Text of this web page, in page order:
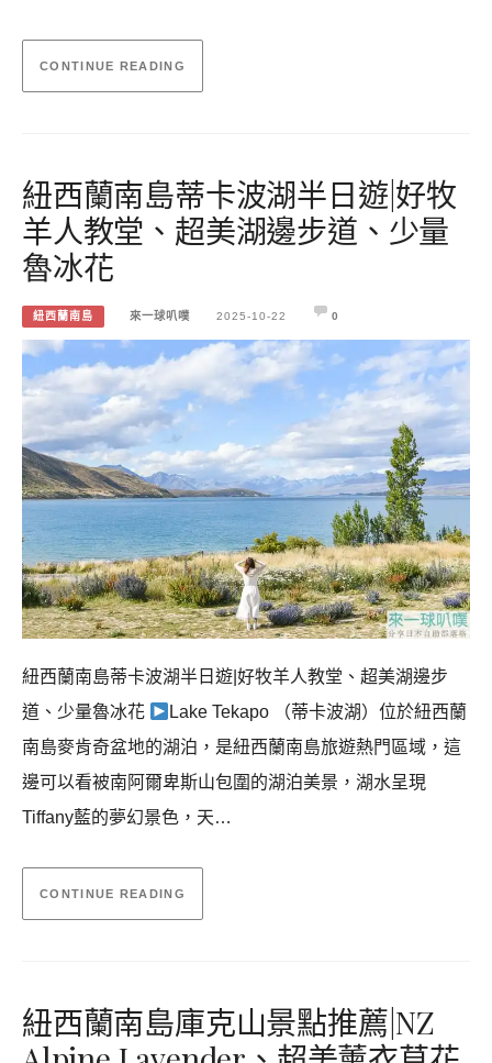
CONTINUE READING
紐西蘭南島蒂卡波湖半日遊|好牧
羊人教堂、超美湖邊步道、少量
魯冰花
紐西蘭南島 來一球叭噗 2025-10-22 0
紐西蘭南島蒂卡波湖半日遊|好牧羊人教堂、超美湖邊步
道、少量魯冰花
Lake Tekapo （蒂卡波湖）位於紐西蘭
南島麥肯奇盆地的湖泊，是紐西蘭南島旅遊熱門區域，這
邊可以看被南阿爾卑斯山包圍的湖泊美景，湖水呈現
Tiffany藍的夢幻景色，天…
CONTINUE READING
紐西蘭南島庫克山景點推薦|NZ